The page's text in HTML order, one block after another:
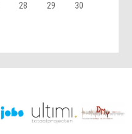
28 29
30